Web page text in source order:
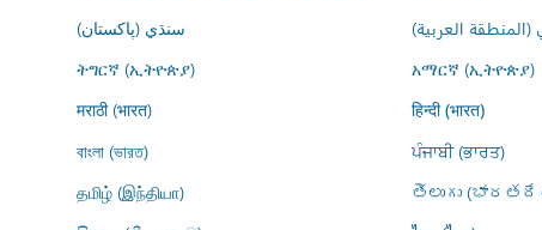
سنڌي (پاکستان)
(المنطقة العربية)
ትግርኛ (ኢትዮጵያ) አማርኛ (ኢትዮጵያ)
मराठी (भारत) हिन्दी (भारत)
বাংলা (ভারত)
ਪੰਜਾਬੀ (ਭਾਰਤ)
தமிழ் (இந்தியா)
తెలుగు